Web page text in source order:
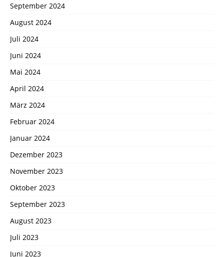
September 2024
August 2024
Juli 2024
Juni 2024
Mai 2024
April 2024
März 2024
Februar 2024
Januar 2024
Dezember 2023
November 2023
Oktober 2023
September 2023
August 2023
Juli 2023
Juni 2023